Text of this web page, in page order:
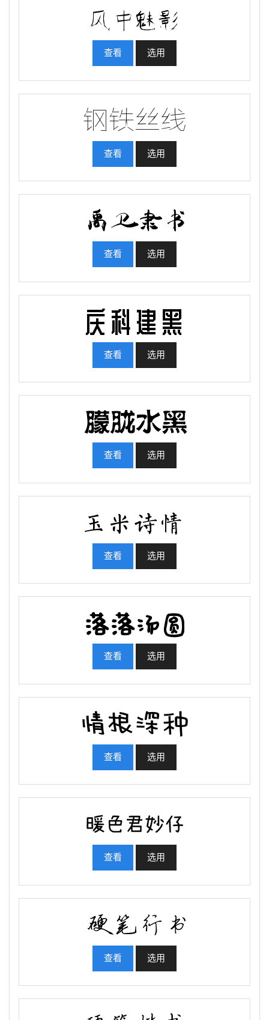
查看 选用
查看 选用
查看 选用
查看 选用
查看 选用
查看 选用
查看 选用
查看 选用
查看 选用
查看 选用